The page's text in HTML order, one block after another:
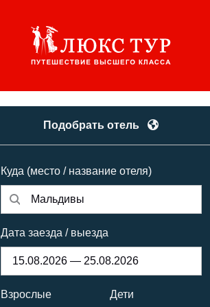
Подобрать отель
Куда (место / название отеля)
Дата заезда / выезда
Взрослые Дети